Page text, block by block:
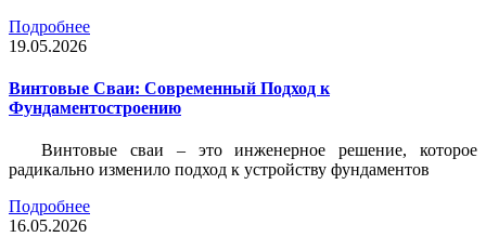
Подробнее
19.05.2026
Винтовые Сваи: Современный Подход к
Фундаментостроению
Винтовые сваи – это инженерное решение, которое
радикально изменило подход к устройству фундаментов
Подробнее
16.05.2026